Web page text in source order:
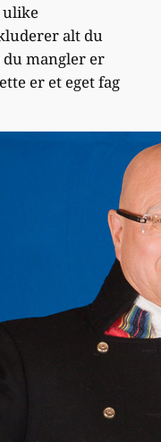
alt du
du mangler er
er et eget fag